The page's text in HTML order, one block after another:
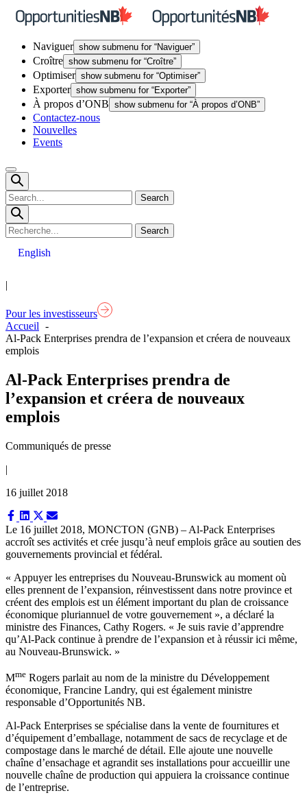
Skip
Naviguer show submenu for “Naviguer”
Croître show submenu for “Croître”
Optimiser show submenu for “Optimiser”
Exporter show submenu for “Exporter”
À propos d’ONB show submenu for “À propos d’ONB”
Contactez-nous
Nouvelles
Events
Open
Mobile
Menu
English
|
Pour les investisseurs
Accueil
Al-Pack Enterprises prendra de l’expansion et créera de nouveaux
emplois
Al-Pack Enterprises prendra de
l’expansion et créera de nouveaux
emplois
Communiqués de presse
|
16 juillet 2018
Share
on
Facebook
Share
on
LinkedIn
Share
on
X
(Twitter)
Share
on
Email
Le 16 juillet 2018, MONCTON (GNB) – Al-Pack Enterprises
accroît ses activités et crée jusqu’à neuf emplois grâce au soutien des
gouvernements provincial et fédéral.
« Appuyer les entreprises du Nouveau-Brunswick au moment où
elles prennent de l’expansion, réinvestissent dans notre province et
créent des emplois est un élément important du plan de croissance
économique pluriannuel de votre gouvernement », a déclaré la
ministre des Finances, Cathy Rogers. « Je suis ravie d’apprendre
qu’Al-Pack continue à prendre de l’expansion et à réussir ici même,
au Nouveau-Brunswick. »
Mme Rogers parlait au nom de la ministre du Développement
économique, Francine Landry, qui est également ministre
responsable d’Opportunités NB.
Al-Pack Enterprises se spécialise dans la vente de fournitures et
d’équipement d’emballage, notamment de sacs de recyclage et de
compostage dans le marché de détail. Elle ajoute une nouvelle
chaîne d’ensachage et agrandit ses installations pour accueillir une
nouvelle chaîne de production qui appuiera la croissance continue
de l’entreprise.